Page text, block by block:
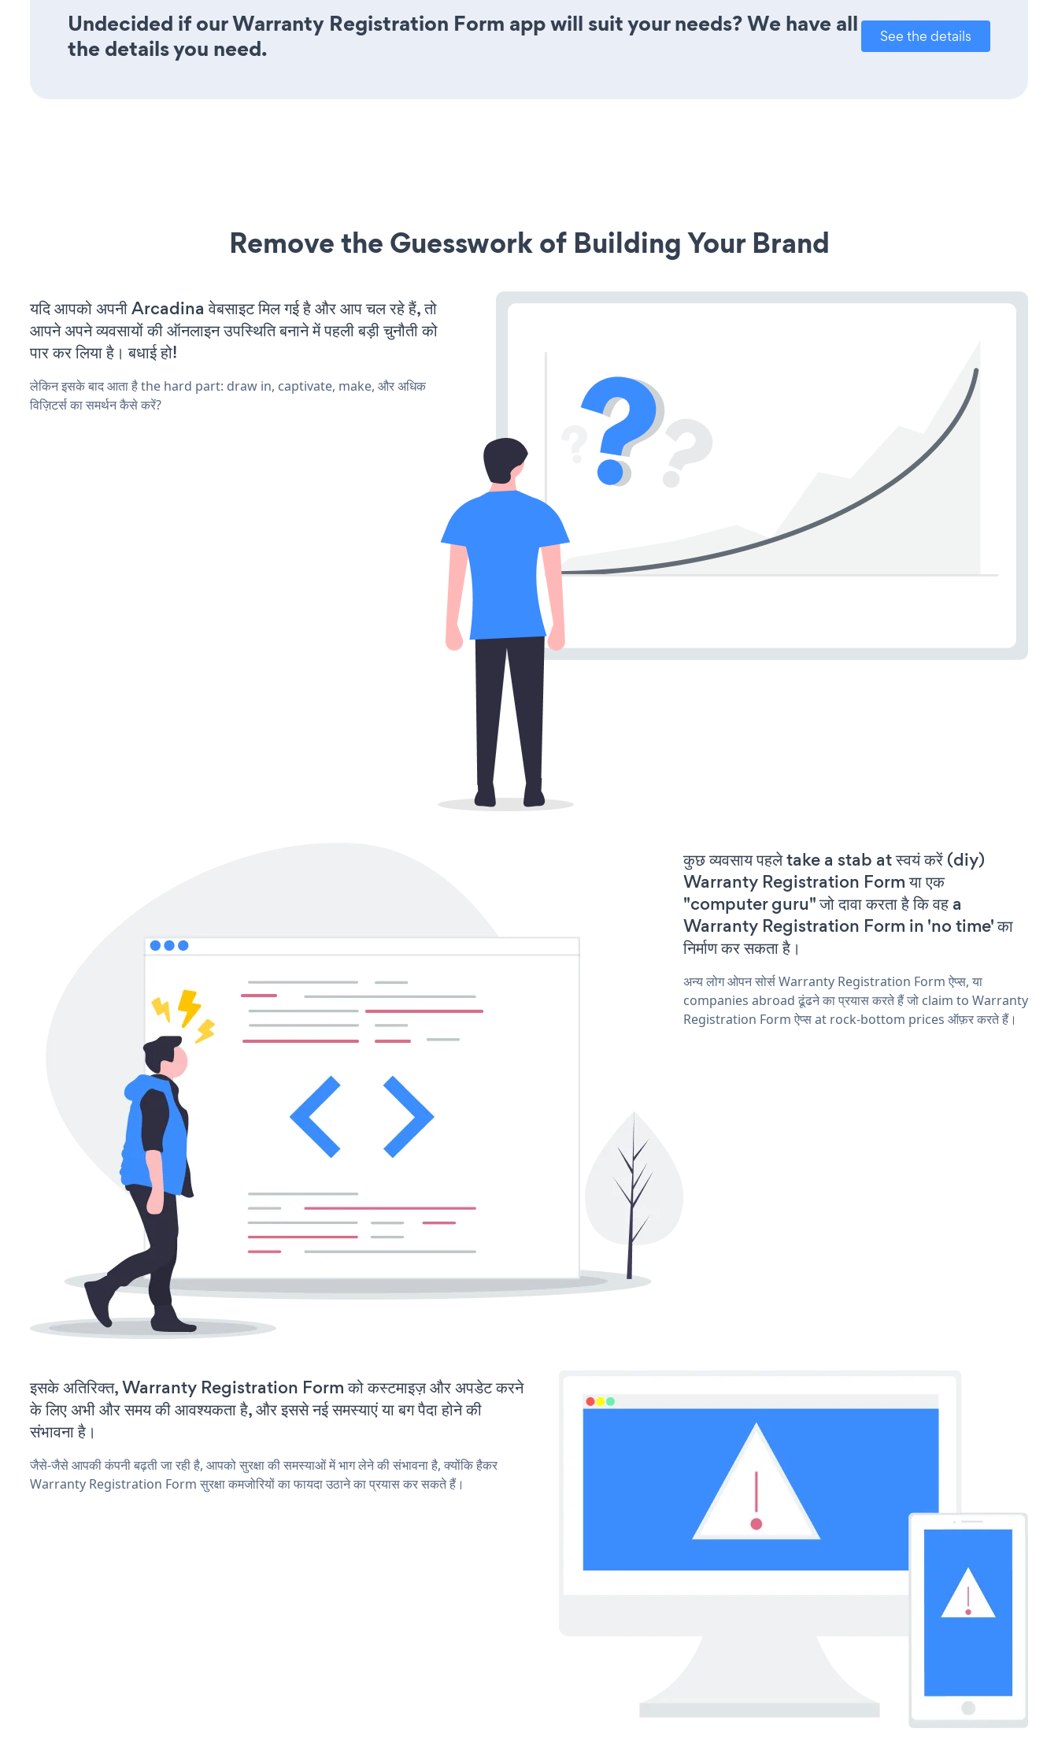
Undecided if our Warranty Registration Form app will suit your needs? We have all
the details you need.
See the details
Remove the Guesswork of Building Your Brand
यदि आपको अपनी Arcadina वेबसाइट मिल गई है और आप चल रहे हैं, तो
आपने अपने व्यवसायों की ऑनलाइन उपस्थिति बनाने में पहली बड़ी चुनौती को
पार कर लिया है। बधाई हो!
लेकिन इसके बाद आता है the hard part: draw in, captivate, make, और अधिक
विज़िटर्स का समर्थन कैसे करें?
कुछ व्यवसाय पहले take a stab at स्वयं करें (diy)
Warranty Registration Form या एक
"computer guru" जो दावा करता है कि वह a
Warranty Registration Form in 'no time' का
निर्माण कर सकता है।
अन्य लोग ओपन सोर्स Warranty Registration Form ऐप्स, या
companies abroad ढूंढने का प्रयास करते हैं जो claim to Warranty
Registration Form ऐप्स at rock-bottom prices ऑफ़र करते हैं।
इसके अतिरिक्त, Warranty Registration Form को कस्टमाइज़ और अपडेट करने
के लिए अभी और समय की आवश्यकता है, और इससे नई समस्याएं या बग पैदा होने की
संभावना है।
जैसे-जैसे आपकी कंपनी बढ़ती जा रही है, आपको सुरक्षा की समस्याओं में भाग लेने की संभावना है, क्योंकि हैकर
Warranty Registration Form सुरक्षा कमजोरियों का फायदा उठाने का प्रयास कर सकते हैं।